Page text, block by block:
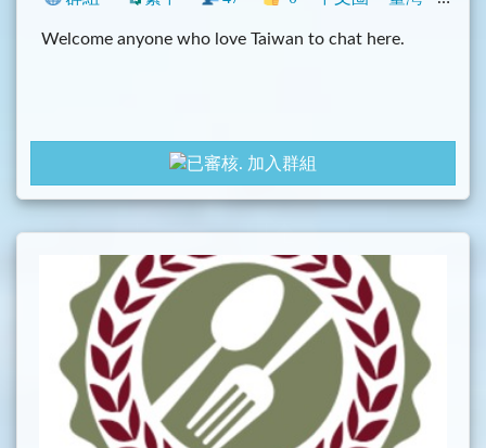
Welcome anyone who love Taiwan to chat here.
加入群組